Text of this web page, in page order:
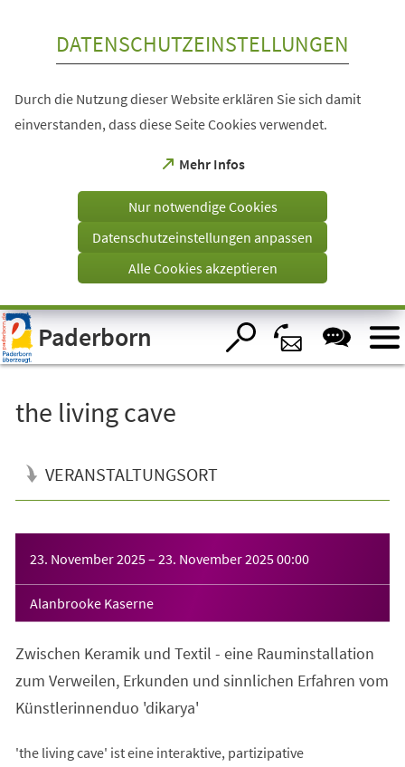
Visuelle
Assistenzsoftware
öffnen.
DATENSCHUTZEINSTELLUNGEN
Durch die Nutzung dieser Website erklären Sie sich damit
einverstanden, dass diese Seite Cookies verwendet.
Mehr Infos
(Öffnet
einem
Tab)
Nur notwendige Cookies
Datenschutzeinstellungen anpassen
Alle Cookies akzeptieren
Paderborn
the living cave
VERANSTALTUNGSORT
23. November 2025– 23. November 202500:00
Alanbrooke Kaserne
Zwischen Keramik und Textil - eine Rauminstallation
zum Verweilen, Erkunden und sinnlichen Erfahren vom
Künstlerinnenduo 'dikarya'
'the living cave' ist eine interaktive, partizipative